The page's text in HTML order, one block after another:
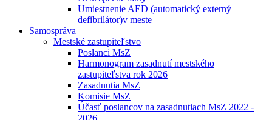
Umiestnenie AED (automatický externý
defibrilátor)v meste
Samospráva
Mestské zastupiteľstvo
Poslanci MsZ
Harmonogram zasadnutí mestského
zastupiteľstva rok 2026
Zasadnutia MsZ
Komisie MsZ
Účasť poslancov na zasadnutiach MsZ 2022 -
2026